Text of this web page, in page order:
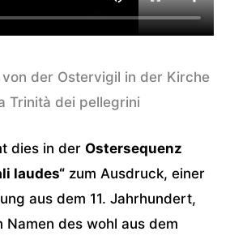
der Ostervigil in der Kirche
Trinità dei pellegrini
dies in der Ostersequenz
laudes“ zum Ausdruck, einer
aus dem 11. Jahrhundert,
Namen des wohl aus dem